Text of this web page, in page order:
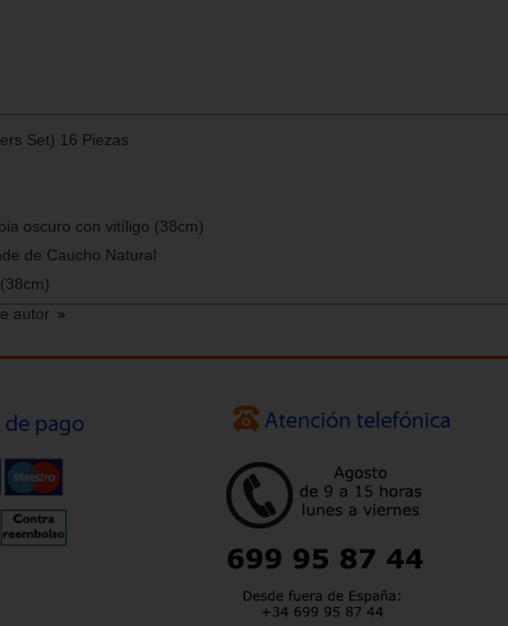
Set) 16 Piezas
oscuro con vitíligo (38cm)
de Caucho Natural
autor